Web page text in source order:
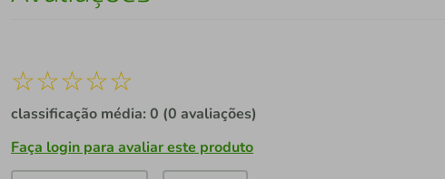
☆☆☆☆☆
classificação média: 0 (0 avaliações)
Faça login para avaliar este produto